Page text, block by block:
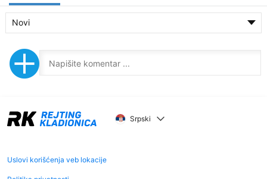
Novi
Srpski
Uslovi korišćenja veb lokacije